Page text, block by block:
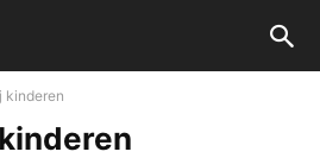
kinderen